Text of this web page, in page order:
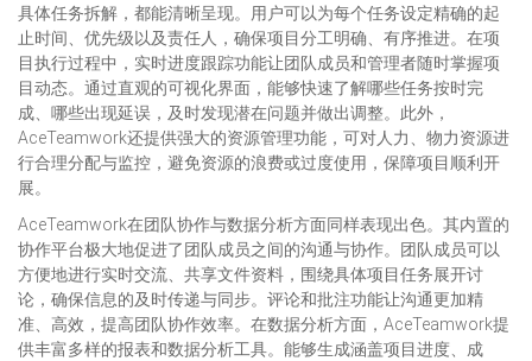
具体任务拆解，都能清晰呈现。用户可以为每个任务设定精确的起
止时间、优先级以及责任人，确保项目分工明确、有序推进。在项
目执行过程中，实时进度跟踪功能让团队成员和管理者随时掌握项
目动态。通过直观的可视化界面，能够快速了解哪些任务按时完
成、哪些出现延误，及时发现潜在问题并做出调整。此外，
AceTeamwork还提供强大的资源管理功能，可对人力、物力资源进
行合理分配与监控，避免资源的浪费或过度使用，保障项目顺利开
展。
AceTeamwork在团队协作与数据分析方面同样表现出色。其内置的
协作平台极大地促进了团队成员之间的沟通与协作。团队成员可以
方便地进行实时交流、共享文件资料，围绕具体项目任务展开讨
论，确保信息的及时传递与同步。评论和批注功能让沟通更加精
准、高效，提高团队协作效率。在数据分析方面，AceTeamwork提
供丰富多样的报表和数据分析工具。能够生成涵盖项目进度、成